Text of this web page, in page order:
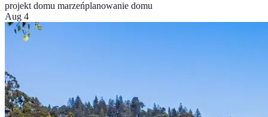
projekt domu marzeńplanowanie domu
Aug 4